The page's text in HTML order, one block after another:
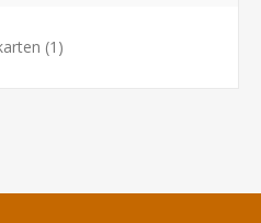
(1)